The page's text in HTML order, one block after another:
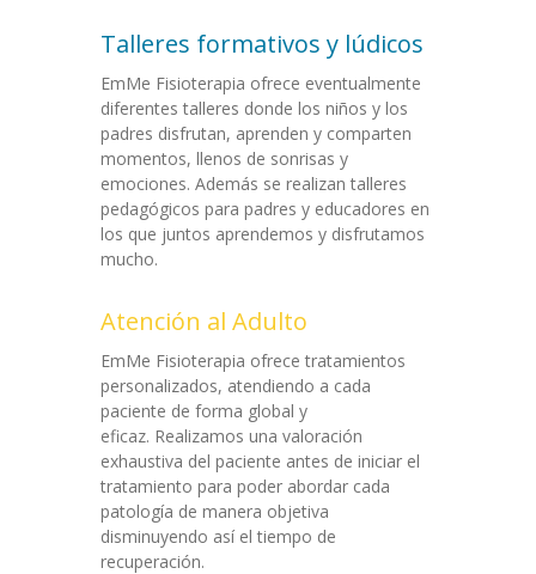
Talleres formativos y lúdicos
EmMe Fisioterapia ofrece eventualmente
diferentes talleres donde los niños y los
padres disfrutan, aprenden y comparten
momentos, llenos de sonrisas y
emociones. Además se realizan talleres
pedagógicos para padres y educadores en
los que juntos aprendemos y disfrutamos
mucho.
Atención al Adulto
EmMe Fisioterapia ofrece tratamientos
personalizados, atendiendo a cada
paciente de forma global y
eficaz. Realizamos una valoración
exhaustiva del paciente antes de iniciar el
tratamiento para poder abordar cada
patología de manera objetiva
disminuyendo así el tiempo de
recuperación.